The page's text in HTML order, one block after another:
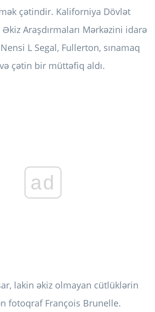
çətindir. Kaliforniya Dövlət
Araşdırmaları Mərkəzini idarə
L Segal, Fullerton, sınamaq
çətin bir müttəfiq aldı.
ad
lakin əkiz olmayan cütlüklərin
fotoqraf François Brunelle.